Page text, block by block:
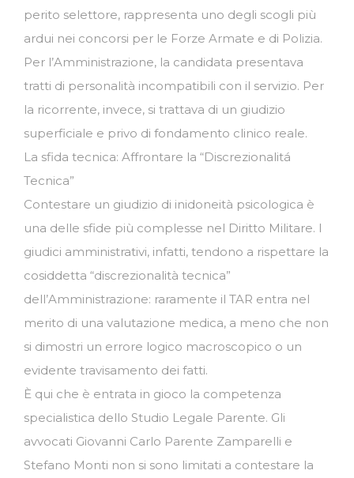
perito selettore, rappresenta uno degli scogli più
ardui nei concorsi per le Forze Armate e di Polizia.
Per l’Amministrazione, la candidata presentava
tratti di personalità incompatibili con il servizio. Per
la ricorrente, invece, si trattava di un giudizio
superficiale e privo di fondamento clinico reale.
La sfida tecnica: Affrontare la “Discrezionalitá
Tecnica”
Contestare un giudizio di inidoneità psicologica è
una delle sfide più complesse nel Diritto Militare. I
giudici amministrativi, infatti, tendono a rispettare la
cosiddetta “discrezionalità tecnica”
dell’Amministrazione: raramente il TAR entra nel
merito di una valutazione medica, a meno che non
si dimostri un errore logico macroscopico o un
evidente travisamento dei fatti.
È qui che è entrata in gioco la competenza
specialistica dello Studio Legale Parente. Gli
avvocati Giovanni Carlo Parente Zamparelli e
Stefano Monti non si sono limitati a contestare la